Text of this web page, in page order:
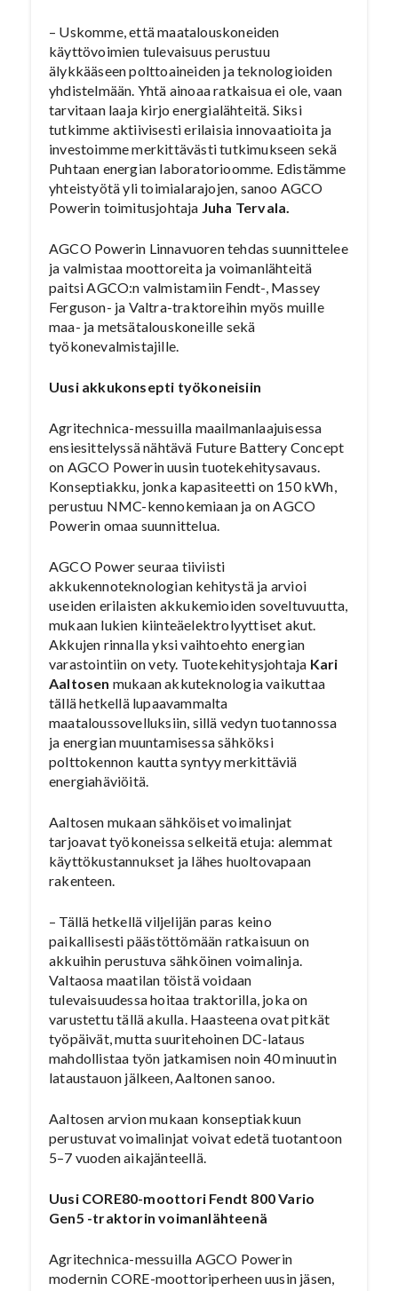
– Uskomme, että maatalouskoneiden
käyttövoimien tulevaisuus perustuu
älykkääseen polttoaineiden ja teknologioiden
yhdistelmään. Yhtä ainoaa ratkaisua ei ole, vaan
tarvitaan laaja kirjo energialähteitä. Siksi
tutkimme aktiivisesti erilaisia innovaatioita ja
investoimme merkittävästi tutkimukseen sekä
Puhtaan energian laboratorioomme. Edistämme
yhteistyötä yli toimialarajojen, sanoo AGCO
Powerin toimitusjohtaja Juha Tervala.
AGCO Powerin Linnavuoren tehdas suunnittelee
ja valmistaa moottoreita ja voimanlähteitä
paitsi AGCO:n valmistamiin Fendt-, Massey
Ferguson- ja Valtra-traktoreihin myös muille
maa- ja metsätalouskoneille sekä
työkonevalmistajille.
Uusi akkukonsepti työkoneisiin
Agritechnica-messuilla maailmanlaajuisessa
ensiesittelyssä nähtävä Future Battery Concept
on AGCO Powerin uusin tuotekehitysavaus.
Konseptiakku, jonka kapasiteetti on 150 kWh,
perustuu NMC-kennokemiaan ja on AGCO
Powerin omaa suunnittelua.
AGCO Power seuraa tiiviisti
akkukennoteknologian kehitystä ja arvioi
useiden erilaisten akkukemioiden soveltuvuutta,
mukaan lukien kiinteäelektrolyyttiset akut.
Akkujen rinnalla yksi vaihtoehto energian
varastointiin on vety. Tuotekehitysjohtaja Kari
Aaltosen mukaan akkuteknologia vaikuttaa
tällä hetkellä lupaavammalta
maataloussovelluksiin, sillä vedyn tuotannossa
ja energian muuntamisessa sähköksi
polttokennon kautta syntyy merkittäviä
energiahäviöitä.
Aaltosen mukaan sähköiset voimalinjat
tarjoavat työkoneissa selkeitä etuja: alemmat
käyttökustannukset ja lähes huoltovapaan
rakenteen.
– Tällä hetkellä viljelijän paras keino
paikallisesti päästöttömään ratkaisuun on
akkuihin perustuva sähköinen voimalinja.
Valtaosa maatilan töistä voidaan
tulevaisuudessa hoitaa traktorilla, joka on
varustettu tällä akulla. Haasteena ovat pitkät
työpäivät, mutta suuritehoinen DC-lataus
mahdollistaa työn jatkamisen noin 40 minuutin
lataustauon jälkeen, Aaltonen sanoo.
Aaltosen arvion mukaan konseptiakkuun
perustuvat voimalinjat voivat edetä tuotantoon
5–7 vuoden aikajänteellä.
Uusi CORE80-moottori Fendt 800 Vario
Gen5 -traktorin voimanlähteenä
Agritechnica-messuilla AGCO Powerin
modernin CORE-moottoriperheen uusin jäsen,